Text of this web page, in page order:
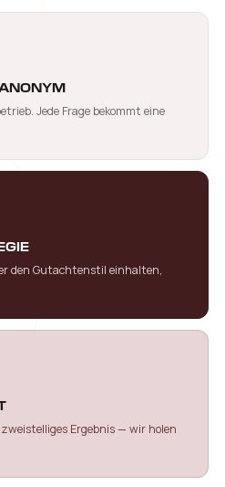
Jede Frage bekommt eine
den Gutachtenstil einhalten,
Ergebnis — wir holen